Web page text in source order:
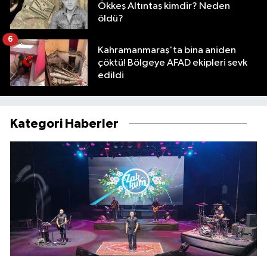
Ökkeş Altıntaş kimdir? Neden
öldü?
Kahramanmaraş'ta bina aniden
çöktü! Bölgeye AFAD ekipleri sevk
edildi
6
Kategori Haberler